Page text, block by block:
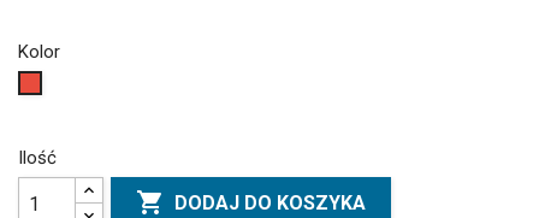
Kolor
Ilość
 DODAJ DO KOSZYKA